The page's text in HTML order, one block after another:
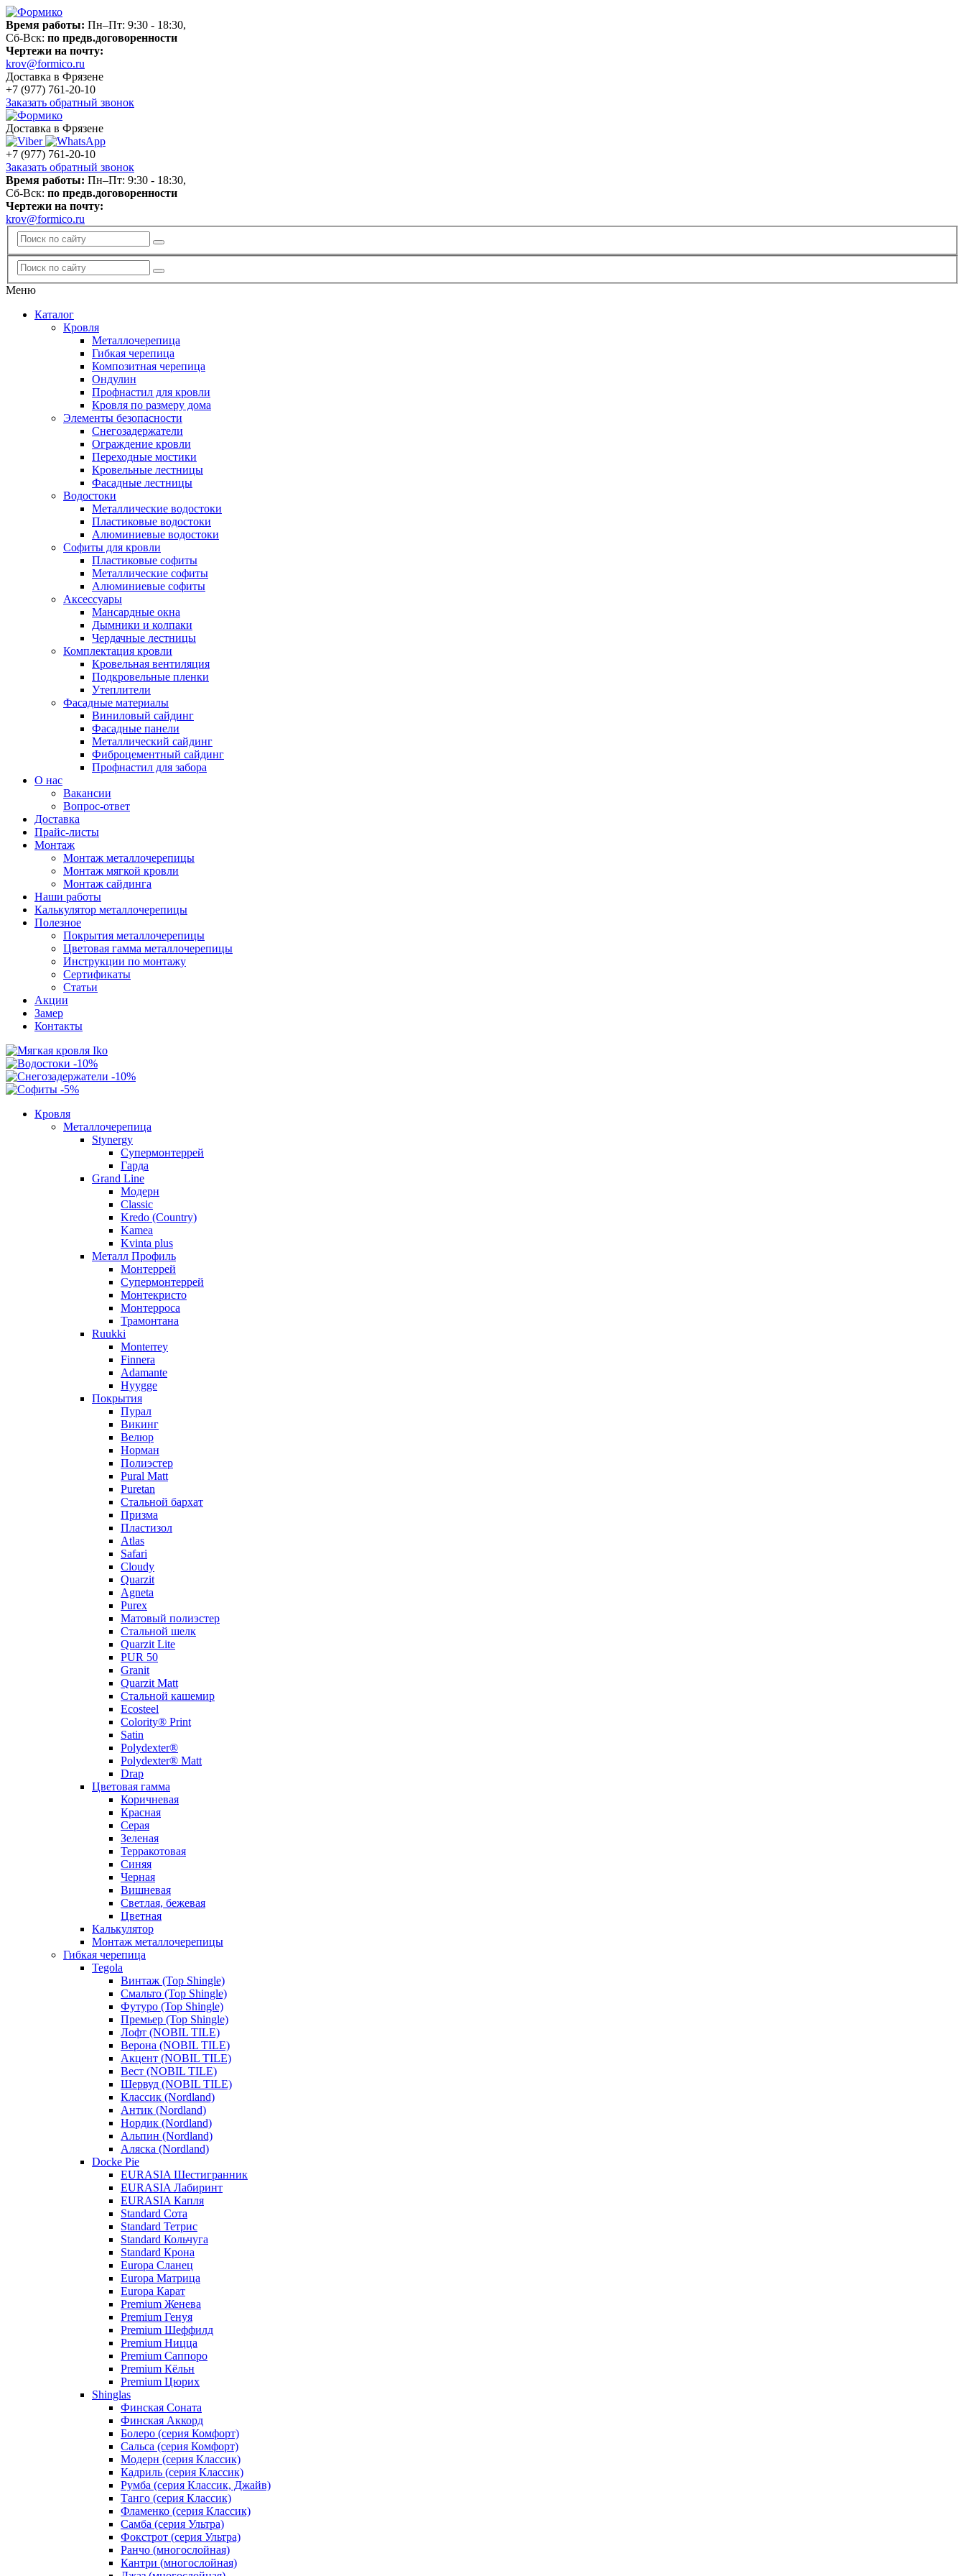
Время работы: Пн–Пт: 9:30 - 18:30,
Сб-Вск: по предв.договоренности
Чертежи на почту:
krov@formico.ru
Доставка в Фрязене
+7 (977) 761-20-10
Заказать обратный звонок
Доставка в Фрязене
+7 (977) 761-20-10
Заказать обратный звонок
Время работы: Пн–Пт: 9:30 - 18:30,
Сб-Вск: по предв.договоренности
Чертежи на почту:
krov@formico.ru
Меню
Каталог
Кровля
Металлочерепица
Гибкая черепица
Композитная черепица
Ондулин
Профнастил для кровли
Кровля по размеру дома
Элементы безопасности
Снегозадержатели
Ограждение кровли
Переходные мостики
Кровельные лестницы
Фасадные лестницы
Водостоки
Металлические водостоки
Пластиковые водостоки
Алюминиевые водостоки
Софиты для кровли
Пластиковые софиты
Металлические софиты
Алюминиевые софиты
Аксессуары
Мансардные окна
Дымники и колпаки
Чердачные лестницы
Комплектация кровли
Кровельная вентиляция
Подкровельные пленки
Утеплители
Фасадные материалы
Виниловый сайдинг
Фасадные панели
Металлический сайдинг
Фиброцементный сайдинг
Профнастил для забора
О нас
Вакансии
Вопрос-ответ
Доставка
Прайс-листы
Монтаж
Монтаж металлочерепицы
Монтаж мягкой кровли
Монтаж сайдинга
Наши работы
Калькулятор металлочерепицы
Полезное
Покрытия металлочерепицы
Цветовая гамма металлочерепицы
Инструкции по монтажу
Сертификаты
Статьи
Акции
Замер
Контакты
Кровля
Металлочерепица
Stynergy
Супермонтеррей
Гарда
Grand Line
Модерн
Classic
Kredo (Country)
Kamea
Kvinta plus
Металл Профиль
Монтеррей
Супермонтеррей
Монтекристо
Монтерроса
Трамонтана
Ruukki
Monterrey
Finnera
Adamante
Hyygge
Покрытия
Пурал
Викинг
Велюр
Норман
Полиэстер
Pural Matt
Puretan
Стальной бархат
Призма
Пластизол
Atlas
Safari
Cloudy
Quarzit
Agneta
Purex
Матовый полиэстер
Стальной шелк
Quarzit Lite
PUR 50
Granit
Quarzit Matt
Стальной кашемир
Ecosteel
Colority® Print
Satin
Polydexter®
Polydexter® Matt
Drap
Цветовая гамма
Коричневая
Красная
Серая
Зеленая
Терракотовая
Синяя
Черная
Вишневая
Светлая, бежевая
Цветная
Калькулятор
Монтаж металлочерепицы
Гибкая черепица
Tegola
Винтаж (Top Shingle)
Смальто (Top Shingle)
Футуро (Top Shingle)
Премьер (Top Shingle)
Лофт (NOBIL TILE)
Верона (NOBIL TILE)
Акцент (NOBIL TILE)
Вест (NOBIL TILE)
Шервуд (NOBIL TILE)
Классик (Nordland)
Антик (Nordland)
Нордик (Nordland)
Альпин (Nordland)
Аляска (Nordland)
Docke Pie
EURASIA Шестигранник
EURASIA Лабиринт
EURASIA Капля
Standard Сота
Standard Тетрис
Standard Кольчуга
Standard Крона
Europa Сланец
Europa Матрица
Europa Карат
Premium Женева
Premium Генуя
Premium Шеффилд
Premium Ницца
Premium Саппоро
Premium Кёльн
Premium Цюрих
Shinglas
Финская Соната
Финская Аккорд
Болеро (серия Комфорт)
Сальса (серия Комфорт)
Модерн (серия Классик)
Кадриль (серия Классик)
Румба (серия Классик, Джайв)
Танго (серия Классик)
Фламенко (серия Классик)
Самба (серия Ультра)
Фокстрот (серия Ультра)
Ранчо (многослойная)
Кантри (многослойная)